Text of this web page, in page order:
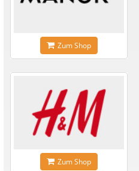
Zum Shop
Zum Shop